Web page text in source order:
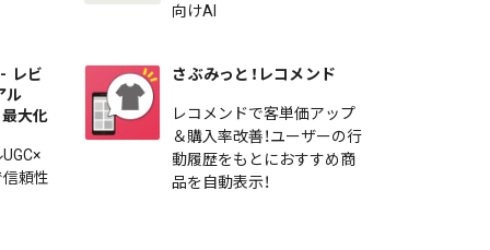
向けAI
- レビ
ル
大化
信頼性
さぶみっと！レコメンド
レコメンドで客単価アップ
＆購入率改善！ユーザーの行
動履歴をもとにおすすめ商
品を自動表示！